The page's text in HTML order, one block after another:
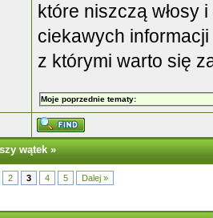
które niszczą włosy
ciekawych
z którymi warto się
Moje poprzednie tematy:
wątek»
2 3 4 5 Dalej »